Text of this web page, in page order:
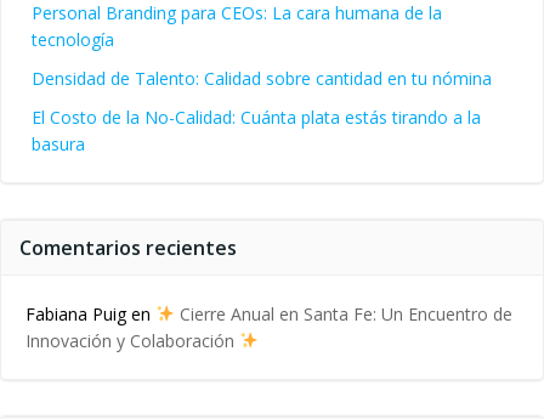
Personal Branding para CEOs: La cara humana de la
tecnología
Densidad de Talento: Calidad sobre cantidad en tu nómina
El Costo de la No-Calidad: Cuánta plata estás tirando a la
basura
Comentarios recientes
Fabiana Puigen
Cierre Anual en Santa Fe: Un Encuentro de
Innovación y Colaboración